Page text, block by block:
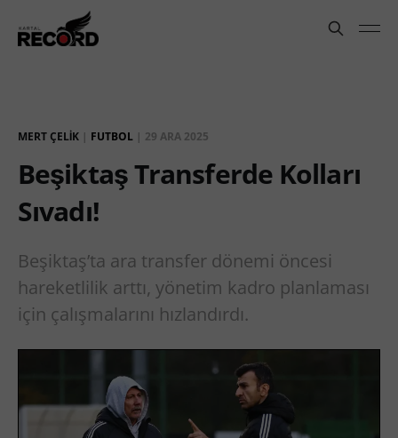
MERT ÇELIK | FUTBOL | 29 ARA 2025
Beşiktaş Transferde Kolları
Sıvadı!
Beşiktaş’ta ara transfer dönemi öncesi
hareketlilik arttı, yönetim kadro planlaması
için çalışmalarını hızlandırdı.